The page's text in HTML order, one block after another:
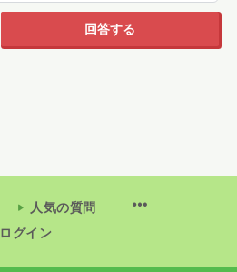
回答する
人気の質問
ログイン